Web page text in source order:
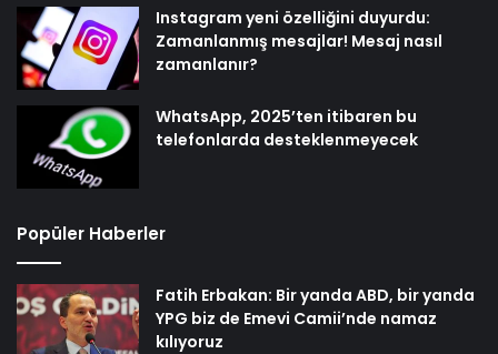
Instagram yeni özelliğini duyurdu:
Zamanlanmış mesajlar! Mesaj nasıl
zamanlanır?
WhatsApp, 2025’ten itibaren bu
telefonlarda desteklenmeyecek
Popüler Haberler
Fatih Erbakan: Bir yanda ABD, bir yanda
YPG biz de Emevi Camii’nde namaz
kılıyoruz